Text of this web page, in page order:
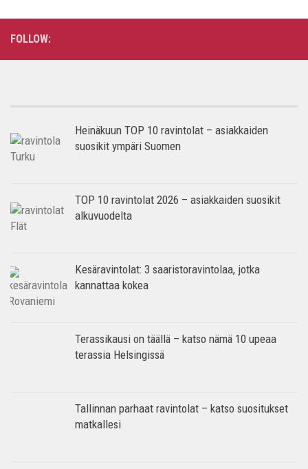
FOLLOW:
Heinäkuun TOP 10 ravintolat – asiakkaiden
suosikit ympäri Suomen
TOP 10 ravintolat 2026 – asiakkaiden suosikit
alkuvuodelta
Kesäravintolat: 3 saaristoravintolaa, jotka
kannattaa kokea
Terassikausi on täällä – katso nämä 10 upeaa
terassia Helsingissä
Tallinnan parhaat ravintolat – katso suositukset
matkallesi